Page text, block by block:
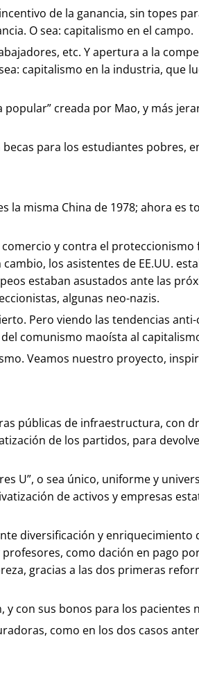
de la ganancia, sin topes
O sea: capitalismo en el campo.
etc. Y apertura a la
capitalismo en la industria, que
creada por Mao, y más
para los estudiantes pobres,
misma China de 1978; ahora es
y contra el proteccionismo
los asistentes de EE.UU.
estaban asustados ante las
algunas neo-nazis.
Pero viendo las tendencias
comunismo maoísta al
Veamos nuestro proyecto,
públicas de infraestructura, con
de los partidos, para
U”, o sea único, uniforme y
de activos y empresas
diversificación y
como dación en pago
gracias a las dos primeras
con sus bonos para los
como en los dos casos